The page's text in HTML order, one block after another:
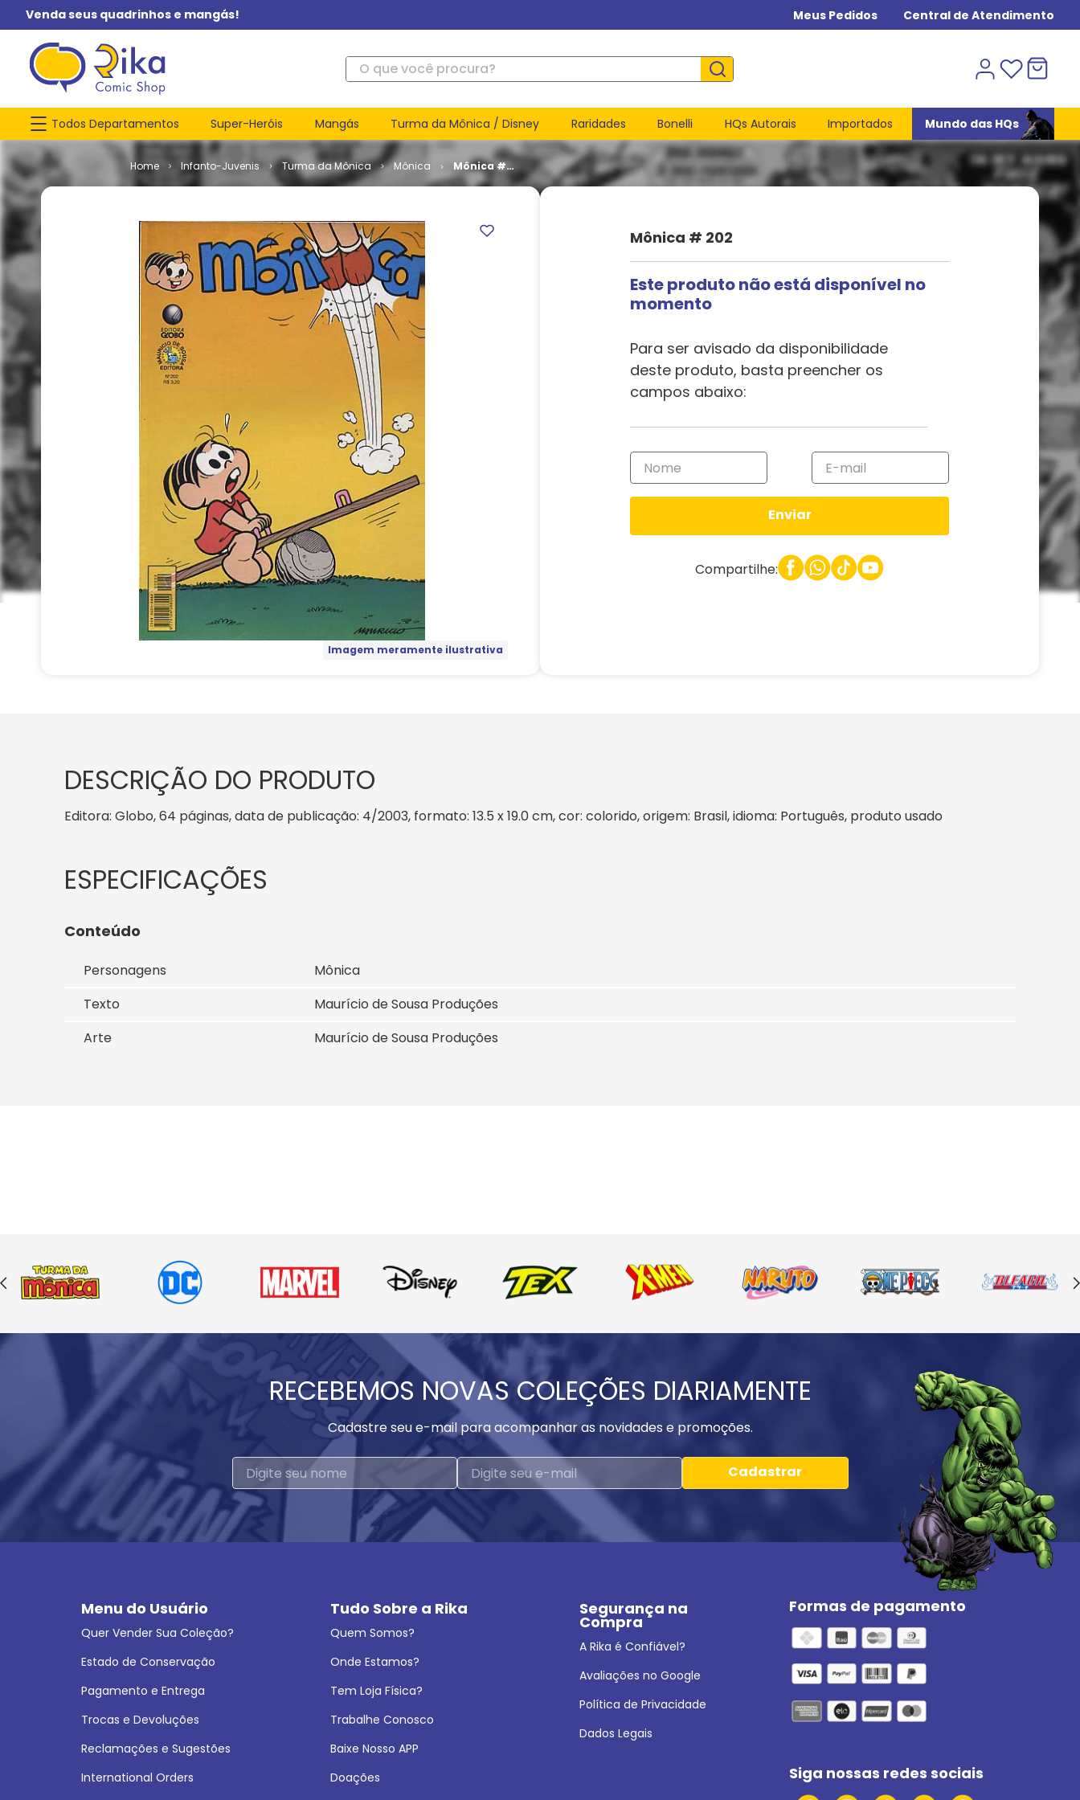
Venda seus quadrinhos e mangás! Meus Pedidos Central de Atendimento
O que você procura?
Todos Departamentos Super-Heróis Mangás Turma da Mônica / Disney Raridades Bonelli HQs Autorais Importados Mundo das HQs
Infanto-Juvenis Turma da Mônica Mônica
Mônica #
202
Imagem meramente ilustrativa
Mônica # 202
Este produto não está disponível no
momento
Para ser avisado da disponibilidade
deste produto, basta preencher os
campos abaixo:
Enviar
Compartilhe:
DESCRIÇÃO DO PRODUTO
Editora: Globo, 64 páginas, data de publicação: 4/2003, formato: 13.5 x 19.0 cm, cor: colorido, origem: Brasil, idioma: Português, produto usado
Conteúdo
Personagens
Mônica
Texto
Maurício de Sousa Produções
Arte
Maurício de Sousa Produções
RECEBEMOS NOVAS COLEÇÕES DIARIAMENTE
Cadastre seu e-mail para acompanhar as novidades e promoções.
Cadastrar
Menu do Usuário
Quer Vender Sua Coleção?
Estado de Conservação
Pagamento e Entrega
Trocas e Devoluções
Reclamações e Sugestões
International Orders
Tudo Sobre a Rika
Quem Somos?
Onde Estamos?
Tem Loja Física?
Trabalhe Conosco
Baixe Nosso APP
Doações
Segurança na
Compra
A Rika é Confiável?
Avaliações no Google
Política de Privacidade
Dados Legais
Formas de pagamento
Siga nossas redes sociais